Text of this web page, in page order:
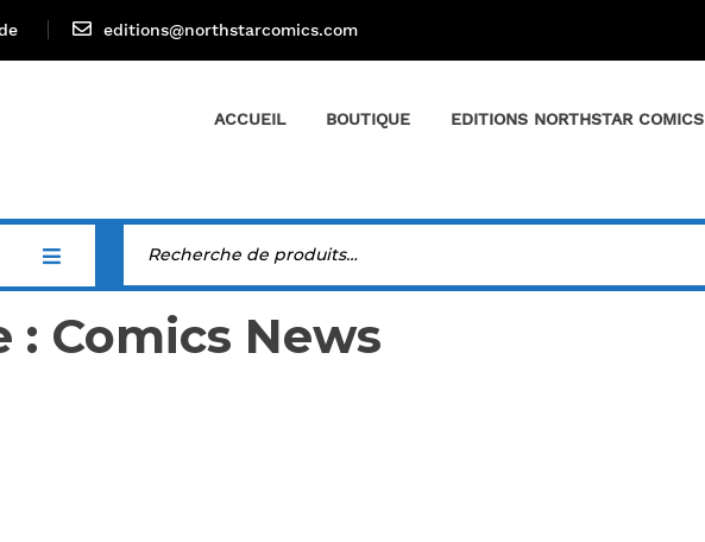
editions@northstarcomics.com
ACCUEIL BOUTIQUE EDITIONS NORTHSTAR COMICS
: Comics News